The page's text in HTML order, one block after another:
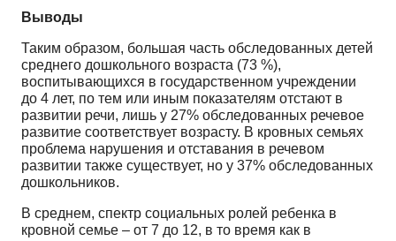
Выводы
Таким образом, большая часть обследованных детей
среднего дошкольного возраста (73 %),
воспитывающихся в государственном учреждении
до 4 лет, по тем или иным показателям отстают в
развитии речи, лишь у 27% обследованных речевое
развитие соответствует возрасту. В кровных семьях
проблема нарушения и отставания в речевом
развитии также существует, но у 37% обследованных
дошкольников.
В среднем, спектр социальных ролей ребенка в
кровной семье – от 7 до 12, в то время как в